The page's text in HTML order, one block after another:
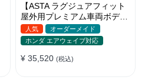
【ASTA ラグジュアフィット
屋外用プレミアム車両ボディ
カバー】オーダーメイド PU
レザー 車カバー 裏起毛 防水
防風 耐久性
人気
オーダーメイド
ホンダ エアウェイブ対応
¥ 35,520 (税込)